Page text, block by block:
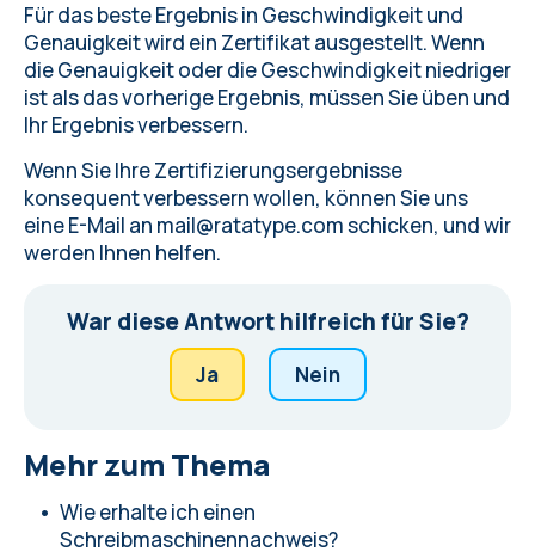
Für das beste Ergebnis in Geschwindigkeit und
Genauigkeit wird ein Zertifikat ausgestellt. Wenn
die Genauigkeit oder die Geschwindigkeit niedriger
ist als das vorherige Ergebnis, müssen Sie üben und
Ihr Ergebnis verbessern.
Wenn Sie Ihre Zertifizierungsergebnisse
konsequent verbessern wollen, können Sie uns
eine E-Mail an mail@ratatype.comschicken, und wir
werden Ihnen helfen.
War diese Antwort hilfreich für Sie?
Ja Nein
Mehr zum Thema
Wie erhalte ich einen
Schreibmaschinennachweis?